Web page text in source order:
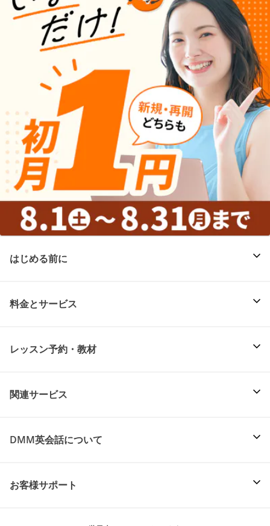
はじめる前に
料金とサービス
レッスン予約・教材
関連サービス
DMM英会話について
お客様サポート